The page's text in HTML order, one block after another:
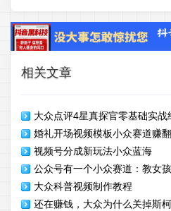
相关文章
大众点评4星真探官零基础实战
婚礼开场视频模板小众赛道赚翻
视频号分成新玩法小众蓝海
公众号有一个小众赛道：教女孩
大众科普视频制作教程
还在赚钱，大众为什么关掉斯